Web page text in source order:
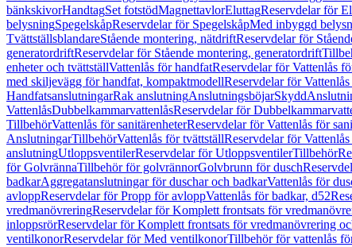
bänkskivorHandtagSet fotstödMagnettavlorEluttagReservdelar för
belysningSpegelskåpReservdelar för SpegelskåpMed inbyggd
TvättställsblandareStående montering, nätdriftReservdelar för
generatordriftReservdelar för Stående montering, generatordrift
enheter och tvättställVattenlås för handfatReservdelar för Vattenlås
med skiljevägg för handfat, kompaktmodellReservdelar för
HandfatsanslutningarRak anslutningAnslutningsböjarSkydd
VattenlåsDubbelkammarvattenlåsReservdelar för
TillbehörVattenlås för sanitärenheterReservdelar för Vattenlås för
AnslutningarTillbehörVattenlås för tvättställReservdelar för
anslutningUtloppsventilerReservdelar för UtloppsventilerTillbehör
för GolvrännaTillbehör för golvrännorGolvbrunn för dusch
badkarAggregatanslutningar för duschar och badkarVattenlås för
avloppReservdelar för Propp för avloppVattenlås för badkar, d52
vredmanövreringReservdelar för Komplett frontsats för
inloppsrörReservdelar för Komplett frontsats för vredmanövrering
ventilkonorReservdelar för Med ventilkonorTillbehör för vattenlås